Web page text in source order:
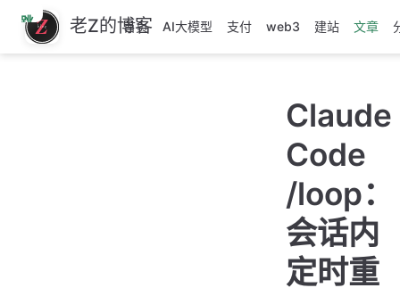
跳
至
老Z的博客
首页 AI大模型 支付 web3 建站 文章
Claude
Code
/loop：
会话内
定时重